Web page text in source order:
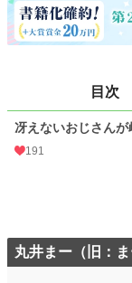
お気に入り 102
24h.ポイント 63 pt
更新日時
月間ポイント 2,855 pt
年間ポイント 45,690 pt
目次
冴えないおじさんが
191
丸井まー（旧：